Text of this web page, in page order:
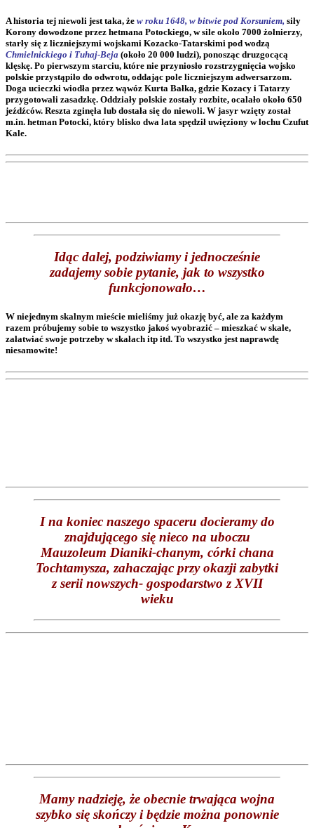
A historia tej niewoli jest taka, że w roku 1648, w bitwie pod Korsuniem, siły
Korony dowodzone przez hetmana Potockiego, w sile około 7000 żołnierzy,
starły się z liczniejszymi wojskami Kozacko-Tatarskimi pod wodzą
Chmielnickiego i Tuhaj-Beja (około 20 000 ludzi), ponosząc druzgocącą
klęskę. Po pierwszym starciu, które nie przyniosło rozstrzygnięcia wojsko
polskie przystąpiło do odwrotu, oddając pole liczniejszym adwersarzom.
Doga ucieczki wiodła przez wąwóz Kurta Bałka, gdzie Kozacy i Tatarzy
przygotowali zasadzkę. Oddziały polskie zostały rozbite, ocalało około 650
jeźdźców. Reszta zginęła lub dostała się do niewoli. W jasyr wzięty został
m.in. hetman Potocki, który blisko dwa lata spędził uwięziony w lochu Czufut
Kale.
Idąc dalej, podziwiamy i jednocześnie
zadajemy sobie pytanie, jak to wszystko
funkcjonowało…
W niejednym skalnym mieście mieliśmy już okazję być, ale za każdym
razem próbujemy sobie to wszystko jakoś wyobrazić – mieszkać w skale,
załatwiać swoje potrzeby w skałach itp itd. To wszystko jest naprawdę
niesamowite!
I na koniec naszego spaceru docieramy do
znajdującego się nieco na uboczu
Mauzoleum Dianiki-chanym, córki chana
Tochtamysza, zahaczając przy okazji zabytki
z serii nowszych- gospodarstwo z XVII
wieku
Mamy nadzieję, że obecnie trwająca wojna
szybko się skończy i będzie można ponownie